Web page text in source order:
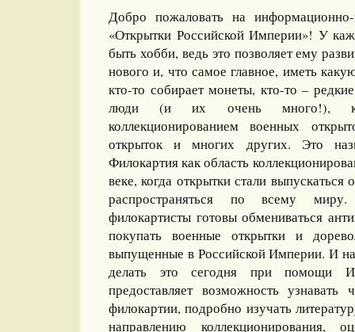
Добро пожаловать на информационно-
«Открытки Российской Империи»! У
быть хобби, ведь это позволяет ему
нового и, что самое главное, иметь
кто-то собирает монеты, кто-то –
люди (и их очень много!),
коллекционированием военных
открыток и многих других. Это
Филокартия как область
веке, когда открытки стали
распространяться по всему
филокартисты готовы обмениваться
покупать военные открытки и
выпущенные в Российской Империи. И
делать это сегодня при помощи
предоставляет возможность
филокартии, подробно изучать
направлению коллекционирования,